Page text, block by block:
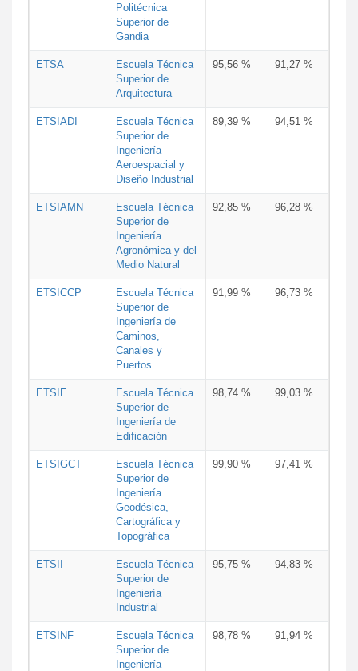
Politécnica
Superior de
Gandia
ETSA
Escuela Técnica
Superior de
Arquitectura
95,56 % 91,27 %
ETSIADI
Escuela Técnica
Superior de
Ingeniería
Aeroespacial y
Diseño Industrial
89,39 % 94,51 %
ETSIAMN
Escuela Técnica
Superior de
Ingeniería
Agronómica y del
Medio Natural
92,85 % 96,28 %
ETSICCP
Escuela Técnica
Superior de
Ingeniería de
Caminos,
Canales y
Puertos
91,99 % 96,73 %
ETSIE
Escuela Técnica
Superior de
Ingeniería de
Edificación
98,74 % 99,03 %
ETSIGCT
Escuela Técnica
Superior de
Ingeniería
Geodésica,
Cartográfica y
Topográfica
99,90 % 97,41 %
ETSII
Escuela Técnica
Superior de
Ingeniería
Industrial
95,75 % 94,83 %
ETSINF
Escuela Técnica
Superior de
Ingeniería
98,78 % 91,94 %